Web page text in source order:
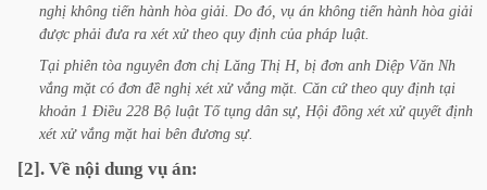
nghị không tiến hành hòa giải. Do đó, vụ án không tiến hành hòa giải
được phải đưa ra xét xử theo quy định của pháp luật.
Tại phiên tòa nguyên đơn chị Lăng Thị H, bị đơn anh Diệp Văn Nh
vắng mặt có đơn đề nghị xét xử vắng mặt. Căn cứ theo quy định tại
khoản 1 Điều 228 Bộ luật Tố tụng dân sự, Hội đồng xét xử quyết định
xét xử vắng mặt hai bên đương sự.
[2]. Về nội dung vụ án: